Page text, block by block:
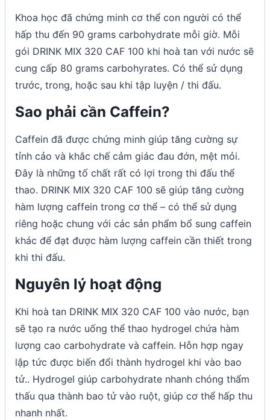
Khoa học đã chứng minh cơ thể con người có thể
hấp thu đến 90 grams carbohydrate mỗi giờ. Mỗi
gói DRINK MIX 320 CAF 100 khi hoà tan với nước sẽ
cung cấp 80 grams carbohyrates. Có thể sử dụng
trước, trong, hoặc sau khi tập luyện / thi đấu.
Sao phải cần Caffein?
Caffein đã được chứng minh giúp tăng cường sự
tỉnh cảo và khắc chế cảm giác đau đớn, mệt mỏi.
Đây là những tố chất rất có lợi trong thi đấu thể
thao. DRINK MIX 320 CAF 100 sẽ giúp tăng cường
hàm lượng caffein trong cơ thể – có thể sử dụng
riêng hoặc chung với các sản phẩm bổ sung caffein
khác để đạt được hàm lượng caffein cần thiết trong
khi thi đấu.
Nguyên lý hoạt động
Khi hoà tan DRINK MIX 320 CAF 100 vào nước, bạn
sẽ tạo ra nước uống thể thao hydrogel chứa hàm
lượng cao carbohydrate và caffein. Hỗn hợp ngay
lập tức được biến đổi thành hydrogel khi vào bao
tử.. Hydrogel giúp carbohydrate nhanh chóng thẩm
thấu qua thành bao tử vào ruột, giúp cơ thể hấp thu
nhanh nhất.